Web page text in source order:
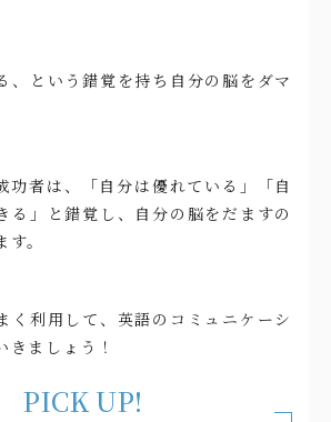
、という錯覚を持ち自分の脳をダマ
功者は、「自分は優れている」「自
る」と錯覚し、自分の脳をだますの
。
く利用して、英語のコミュニケーシ
きましょう！
PICK UP!